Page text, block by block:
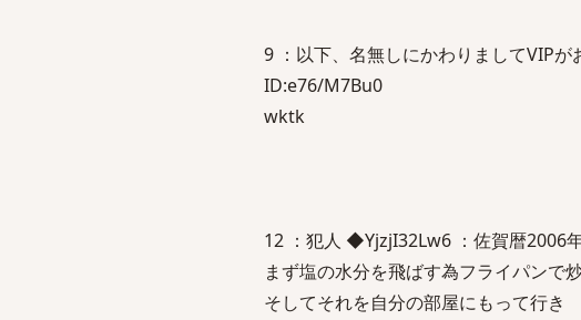
9 ：以下、名無しにかわりましてVIP
ID:e76/M7Bu0
wktk
12 ：犯人 ◆YjzjI32Lw6 ：佐賀暦2006
まず塩の水分を飛ばす為フライパンで炒
そしてそれを自分の部屋にもって行き